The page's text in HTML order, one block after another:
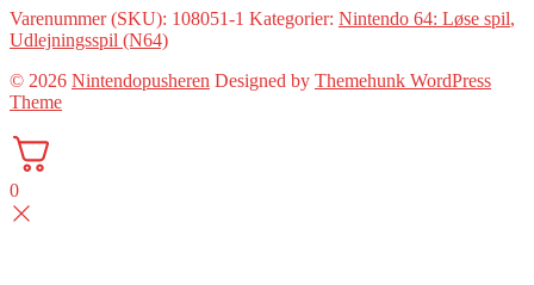
Varenummer (SKU): 108051-1 Kategorier: Nintendo 64: Løse spil,
Udlejningsspil (N64)
© 2026 Nintendopusheren Designed by Themehunk WordPress
Theme
0